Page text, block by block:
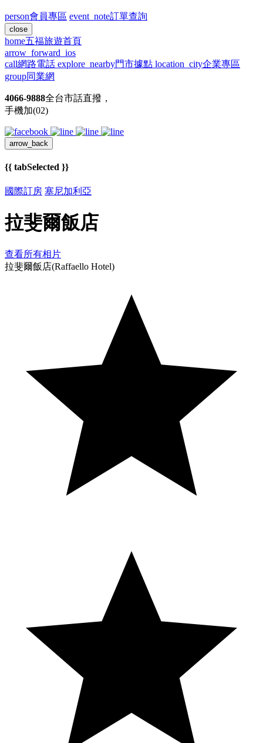
person會員專區 event_note訂單查詢
close
home五福旅遊首頁
arrow_forward_ios
call網路電話 explore_nearby門市據點 location_city企業專區
group同業網
4066-9888全台市話直撥，
手機加(02)
arrow_back
{{ tabSelected }}
國際訂房 塞尼加利亞
拉斐爾飯店
查看所有相片
拉斐爾飯店(Raffaello Hotel)